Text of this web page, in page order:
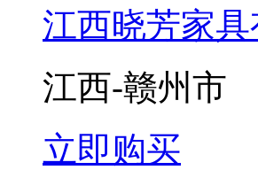
江西晓芳家具
江西-赣州市
立即购买